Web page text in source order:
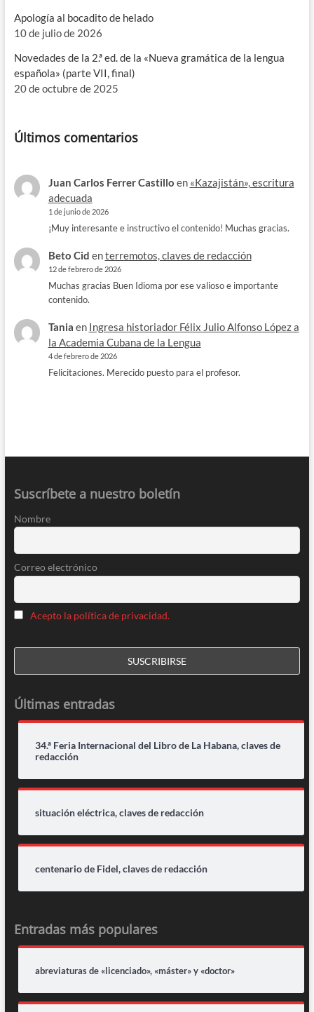
Apología al bocadito de helado
10 de julio de 2026
Novedades de la 2.ª ed. de la «Nueva gramática de la lengua
española» (parte VII, final)
20 de octubre de 2025
Últimos comentarios
Juan Carlos Ferrer Castillo en «Kazajistán», escritura
adecuada
1 de junio de 2026
¡Muy interesante e instructivo el contenido! Muchas gracias.
Beto Cid enterremotos, claves de redacción
12 de febrero de 2026
Muchas gracias Buen Idioma por ese valioso e importante
contenido.
Tania en Ingresa historiador Félix Julio Alfonso López a
la Academia Cubana de la Lengua
4 de febrero de 2026
Felicitaciones. Merecido puesto para el profesor.
Suscríbete a nuestro boletín
Nombre
Correo electrónico
Acepto la política de privacidad.
Últimas entradas
34.ª Feria Internacional del Libro de La Habana, claves de
redacción
situación eléctrica, claves de redacción
centenario de Fidel, claves de redacción
Entradas más populares
abreviaturas de «licenciado», «máster» y «doctor»